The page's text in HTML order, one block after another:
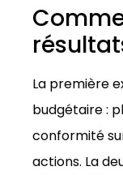
La première
budgétaire :
conformité
actions. La